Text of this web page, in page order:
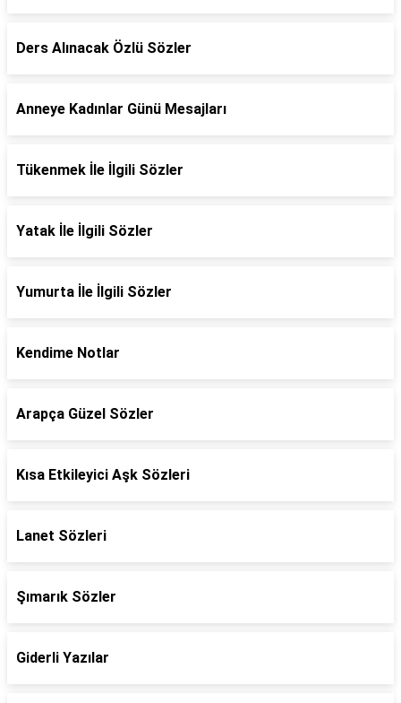
Ders Alınacak Özlü Sözler
Anneye Kadınlar Günü Mesajları
Tükenmek İle İlgili Sözler
Yatak İle İlgili Sözler
Yumurta İle İlgili Sözler
Kendime Notlar
Arapça Güzel Sözler
Kısa Etkileyici Aşk Sözleri
Lanet Sözleri
Şımarık Sözler
Giderli Yazılar